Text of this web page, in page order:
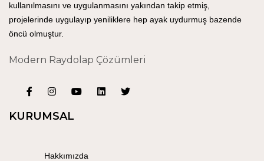
kullanılmasını ve uygulanmasını yakından takip etmiş,
projelerinde uygulayıp yeniliklere hep ayak uydurmuş bazende
öncü olmuştur.
Modern Raydolap Çözümleri
KURUMSAL
Hakkımızda